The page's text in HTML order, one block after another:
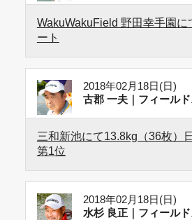
WakuWakuField 野田幸手園に
ート
2018年02月18日(日)
古郡 一夫｜フィール
三和新池にて13.8kg（36枚）
第1位
2018年02月18日(日)
水杉 良正｜フィール